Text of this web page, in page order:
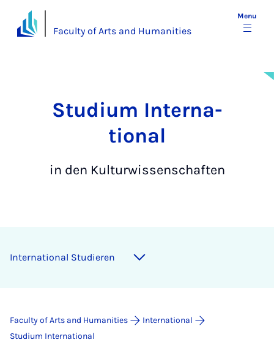
Faculty of Arts and Humanities
Menu
Stu­di­um In­ter­na­
tion­al
in den Kulturwissenschaften
International Studieren
Faculty of Arts and Humanities
International
Studium International